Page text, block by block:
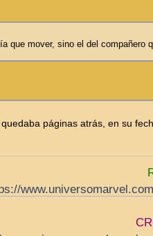
que mover, sino el del compañero
páginas atrás, en su